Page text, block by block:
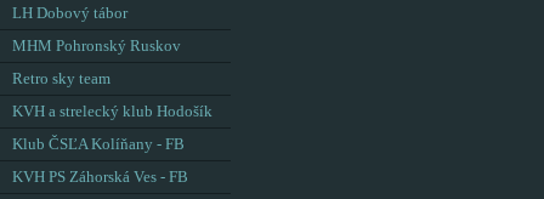
LH Dobový tábor
MHM Pohronský Ruskov
Retro sky team
KVH a strelecký klub Hodošík
Klub ČSĽA Kolíňany - FB
KVH PS Záhorská Ves - FB